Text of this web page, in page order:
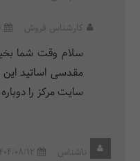
کارشناس فروش
سلام وقت شما
مقدسی اساتید
سایت مرکز را
ناشناس 08/12